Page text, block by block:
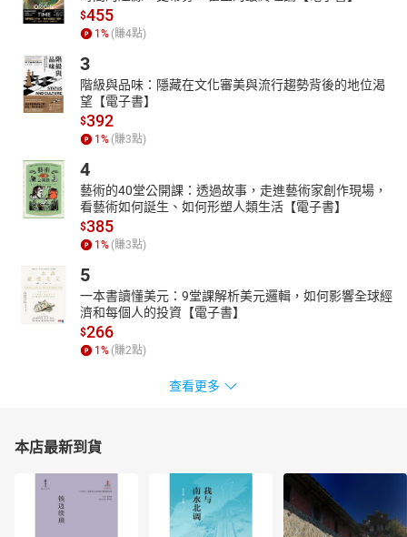
$455
1 % (賺4點)
3
階級與品味：隱藏在文化審美與流行趨勢背後的地位渴
望【電子書】
$392
1 % (賺3點)
4
藝術的40堂公開課：透過故事，走進藝術家創作現場，
看藝術如何誕生、如何形塑人類生活【電子書】
$385
1 % (賺3點)
5
一本書讀懂美元：9堂課解析美元邏輯，如何影響全球經
濟和每個人的投資【電子書】
$266
1 % (賺2點)
查看更多
本店最新到貨